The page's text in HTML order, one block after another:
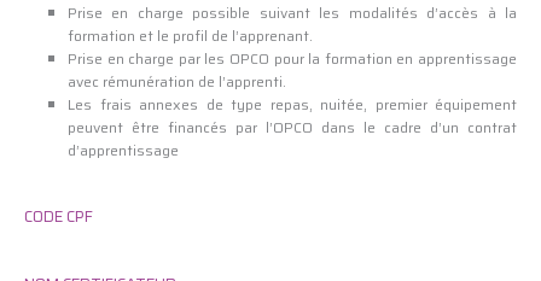
Prise en charge possible suivant les modalités d’accès à la
formation et le profil de l’apprenant.
Prise en charge par les OPCO pour la formation en apprentissage
avec rémunération de l’apprenti.
Les frais annexes de type repas, nuitée, premier équipement
peuvent être financés par l’OPCO dans le cadre d’un contrat
d’apprentissage
CODE CPF